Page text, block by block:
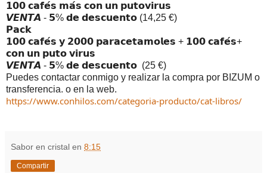
𝟭𝟬𝟬 𝗰𝗮𝗳𝗲́𝘀 𝗺𝗮́𝘀 𝗰𝗼𝗻 𝘂𝗻 𝗽𝘂𝘁𝗼𝘃𝗶𝗿𝘂𝘀
𝙑𝙀𝙉𝙏𝘼 - 𝟱% 𝗱𝗲 𝗱𝗲𝘀𝗰𝘂𝗲𝗻𝘁𝗼 (14,25 €)
𝗣𝗮𝗰𝗸
𝟭𝟬𝟬 𝗰𝗮𝗳𝗲́𝘀 𝘆 𝟮𝟬𝟬𝟬 𝗽𝗮𝗿𝗮𝗰𝗲𝘁𝗮𝗺𝗼𝗹𝗲𝘀 + 𝟭𝟬𝟬 𝗰𝗮𝗳𝗲́𝘀+
𝗰𝗼𝗻 𝘂𝗻 𝗽𝘂𝘁𝗼 𝘃𝗶𝗿𝘂𝘀
𝙑𝙀𝙉𝙏𝘼 - 𝟱% 𝗱𝗲 𝗱𝗲𝘀𝗰𝘂𝗲𝗻𝘁𝗼  (25 €)
Puedes contactar conmigo y realizar la compra por BIZUM o
transferencia. o en la web.
https://www.conhilos.com/categoria-producto/cat-libros/
Sabor en cristal en 8:15
Compartir